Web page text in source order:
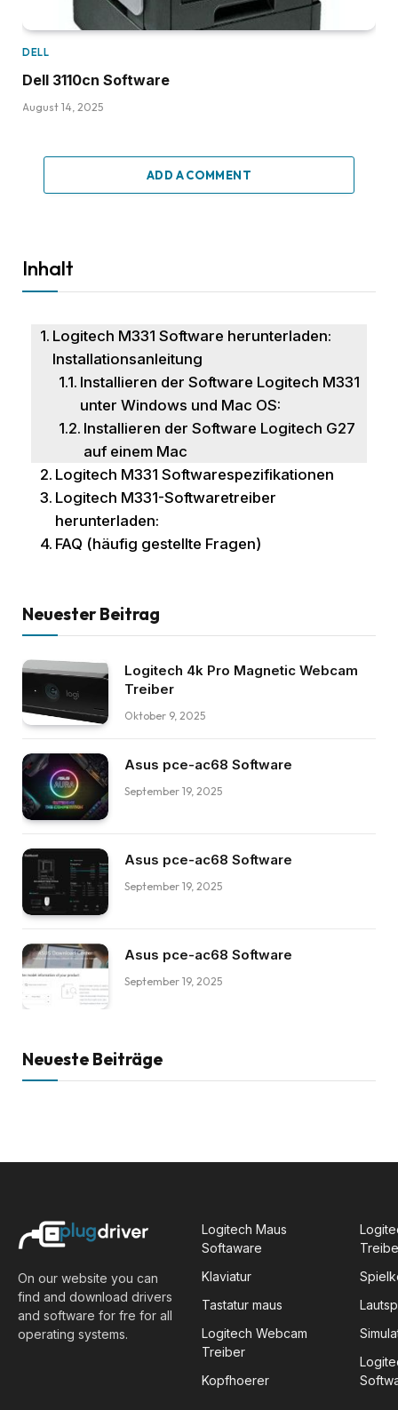
DELL
Dell 3110cn Software
August 14, 2025
ADD A COMMENT
Inhalt
Logitech M331 Software herunterladen:
Installationsanleitung
Installieren der Software Logitech M331
unter Windows und Mac OS:
Installieren der Software Logitech G27
auf einem Mac
Logitech M331 Softwarespezifikationen
Logitech M331-Softwaretreiber
herunterladen:
FAQ (häufig gestellte Fragen)
Neuester Beitrag
Logitech 4k Pro Magnetic Webcam
Treiber
Oktober 9, 2025
Asus pce-ac68 Software
September 19, 2025
Asus pce-ac68 Software
September 19, 2025
Asus pce-ac68 Software
September 19, 2025
Neueste Beiträge
On our website you can
find and download drivers
and software for fre for all
operating systems.
Logitech Maus
Softaware
Klaviatur
Tastatur maus
Logitech Webcam
Treiber
Kopfhoerer